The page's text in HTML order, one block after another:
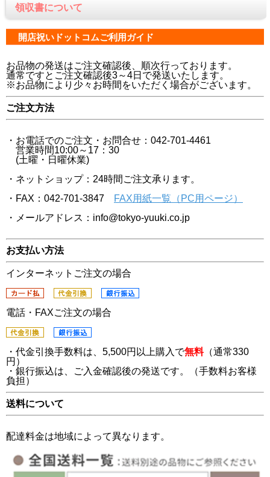
領収書について
開店祝いドットコムご利用ガイド
お品物の発送はご注文確認後、順次行っております。
通常ですとご注文確認後3～4日で発送いたします。
※お品物により少々お時間をいただく場合がございます。
ご注文方法
・お電話でのご注文・お問合せ：042-701-4461
営業時間10:00～17：30
(土曜・日曜休業)
・ネットショップ：24時間ご注文承ります。
・FAX：042-701-3847
FAX用紙一覧（PC用ページ）
・メールアドレス：info@tokyo-yuuki.co.jp
お支払い方法
インターネットご注文の場合
電話・FAXご注文の場合
・代金引換手数料は、5,500円以上購入で無料（通常330
円）
・銀行振込は、ご入金確認後の発送です。（手数料お客様
負担）
送料について
配達料金は地域によって異なります。